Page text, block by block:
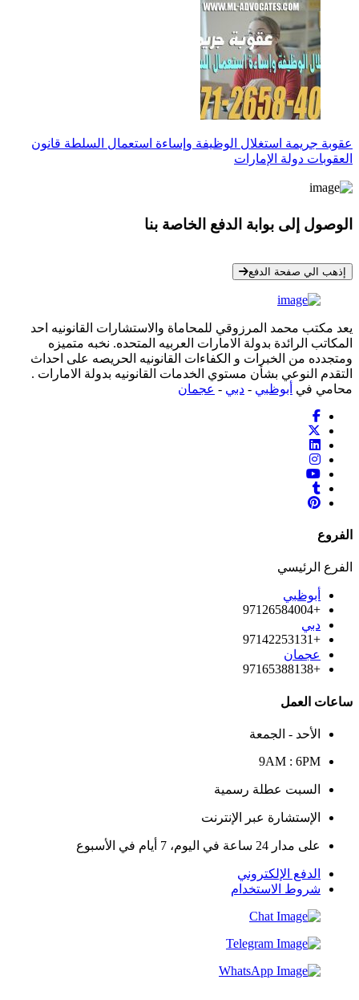
عقوبة جريمة استغلال الوظيفة وإساءة استعمال السلطة قانون
العقوبات دولة الإمارات
الوصول إلى بوابة الدفع الخاصة بنا
إذهب الي صفحة الدفع
يعد مكتب محمد المرزوقي للمحاماة والاستشارات القانونيه احد
المكاتب الرائدة بدولة الامارات العربيه المتحده. نخبه متميزه
ومتجدده من الخبرات و الكفاءات القانونيه الحريصه على احداث
التقدم النوعي بشأن مستوي الخدمات القانونيه بدولة الامارات .
محامي في أبوظبي - دبي - عجمان
الفروع
الفرع الرئيسي
أبوظبي
+97126584004
دبي
+97142253131
عجمان
+97165388138
ساعات العمل
الأحد - الجمعة
9AM : 6PM
السبت عطلة رسمية
الإستشارة عبر الإنترنت
على مدار 24 ساعة في اليوم، 7 أيام في الأسبوع
الدفع الإلكتروني
شروط الاستخدام